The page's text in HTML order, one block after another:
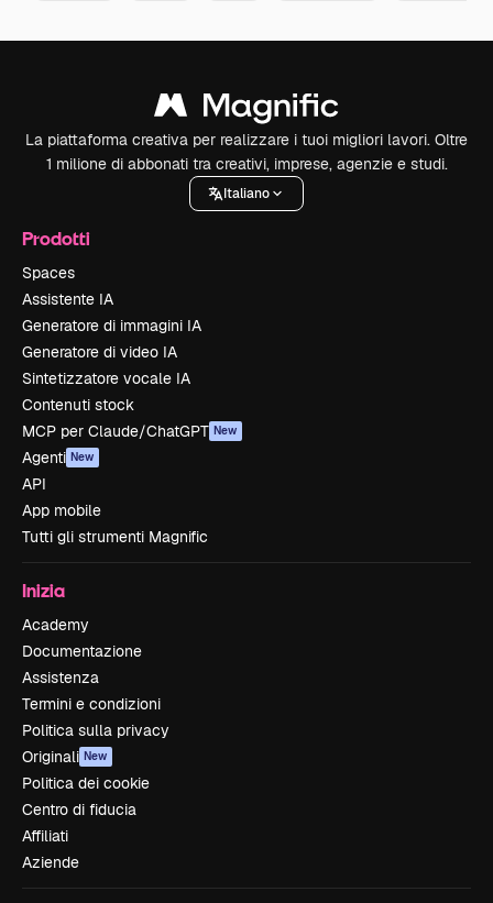
La piattaforma creativa per realizzare i tuoi migliori lavori. Oltre
1 milione di abbonati tra creativi, imprese, agenzie e studi.
Italiano
Prodotti
Spaces
Assistente IA
Generatore di immagini IA
Generatore di video IA
Sintetizzatore vocale IA
Contenuti stock
MCP per Claude/ChatGPT New
Agenti New
API
App mobile
Tutti gli strumenti Magnific
Inizia
Academy
Documentazione
Assistenza
Termini e condizioni
Politica sulla privacy
Originali New
Politica dei cookie
Centro di fiducia
Affiliati
Aziende